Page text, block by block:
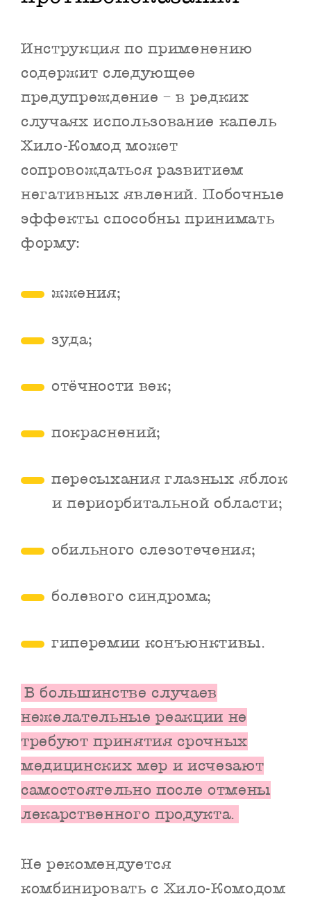
Инструкция по применению
содержит следующее
предупреждение – в редких
случаях использование капель
Хило-Комод может
сопровождаться развитием
негативных явлений. Побочные
эффекты способны принимать
форму:
жжения;
зуда;
отёчности век;
покраснений;
пересыхания глазных яблок
и периорбитальной области;
обильного слезотечения;
болевого синдрома;
гиперемии конъюнктивы.
В большинстве случаев
нежелательные реакции не
требуют принятия срочных
медицинских мер и исчезают
самостоятельно после отмены
лекарственного продукта.
Не рекомендуется
комбинировать с Хило-Комодом